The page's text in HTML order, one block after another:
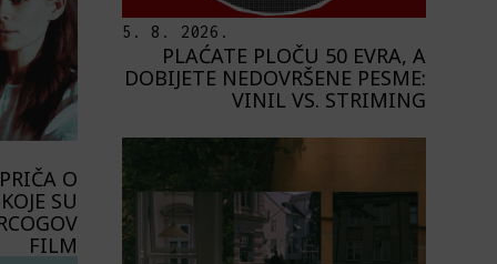
O
SU
FILM
5. 8. 2026.
PLAĆATE PLOČU 50 EVRA, A
DOBIJETE NEDOVRŠENE PESME:
VINIL VS. STRIMING